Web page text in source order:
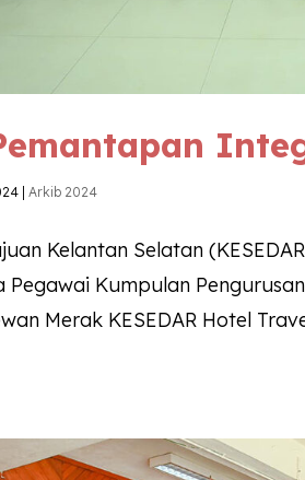
|Arkib 2024
Kelantan Selatan
Kumpulan
Merak KESEDAR Hotel